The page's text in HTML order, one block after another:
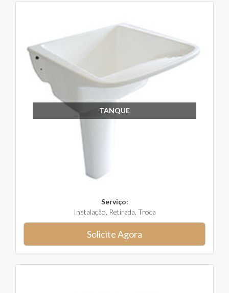
TANQUE
Serviço:
Instalação, Retirada, Troca
Solicite Agora